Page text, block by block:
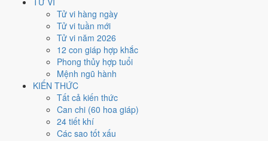
Tử vi hàng ngày
Tử vi tuần mới
Tử vi năm 2026
12 con giáp hợp khắc
Phong thủy hợp tuổi
Mệnh ngũ hành
KIẾN THỨC
Tất cả kiến thức
Can chi (60 hoa giáp)
24 tiết khí
Các sao tốt xấu
Ngày Ất Mùi có TrựcThành(ngày thành tựu - đại cát, tốt cho mọi
việc) và gặp SaoMinh Đường hoàng đạo
10.0/10 nên đây làNgày Đại Cát
trương, ký kết.
Hợi, Mão, Ngọhợp ngày; tuổi
Ngày 27/11/2024 tốt hay xấu cho
việc gì?